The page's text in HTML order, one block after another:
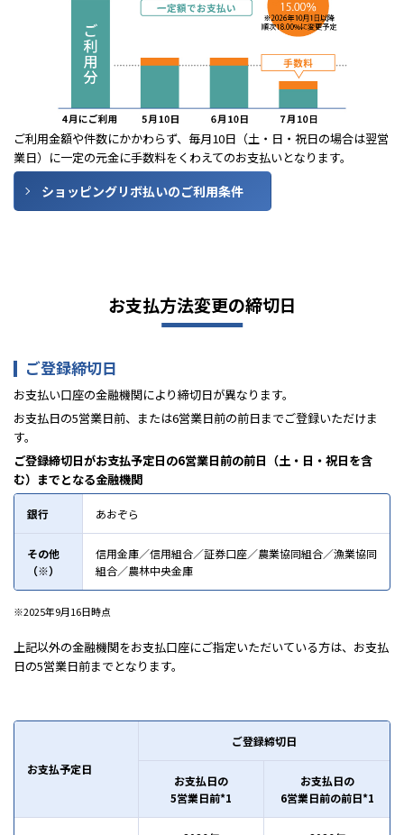
ご利用金額や件数にかかわらず、毎月10日（土・日・祝日の場合は翌営
業日）に一定の元金に手数料をくわえてのお支払いとなります。
ショッピングリボ払いのご利用条件
お支払方法変更の締切日
ご登録締切日
お支払い口座の金融機関により締切日が異なります。
お支払日の5営業日前、または6営業日前の前日までご登録いただけま
す。
ご登録締切日がお支払予定日の6営業日前の前日（土・日・祝日を含
む）までとなる金融機関
銀行 あおぞら
その他
（※）
信用金庫／信用組合／証券口座／農業協同組合／漁業協同
組合／農林中央金庫
2025年9月16日時点
上記以外の金融機関をお支払口座にご指定いただいている方は、お支払
日の5営業日前までとなります。
お支払予定日
ご登録締切日
お支払日の
5営業日前*1
お支払日の
6営業日前の前日*1